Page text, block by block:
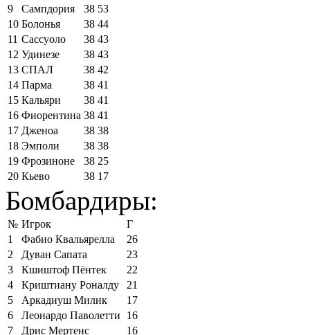
9
Сампдория 38 53
10 Болонья 38 44
11 Сассуоло 38 43
12 Удинезе 38 43
13 СПАЛ 38 42
14 Парма 38 41
15 Кальяри 38 41
16 Фиорентина 38 41
17 Дженоа 38 38
18 Эмполи 38 38
19 Фрозиноне 38 25
20 Кьево 38 17
Бомбардиры:
№ Игрок
Г
1
Фабио Квальярелла
26
2
Дуван Сапата
23
3
Кшиштоф Пёнтек
22
4
Криштиану Роналду
21
5
Аркадиуш Милик
17
6
Леонардо Паволетти
16
7
Дрис Мертенс
16